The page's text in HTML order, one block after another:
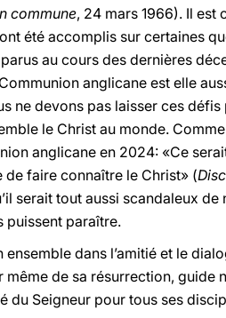
commune, 24 mars 1966). Il
été accomplis sur certaines
au cours des dernières
anglicane est elle
ne devons pas laisser ces
le Christ au monde.
anglicane en 2024: «Ce
faire connaître le Christ» (
serait tout aussi scandaleux
puissent paraître.
dans l’amitié et le
de sa résurrection, guide
du Seigneur pour tous ses